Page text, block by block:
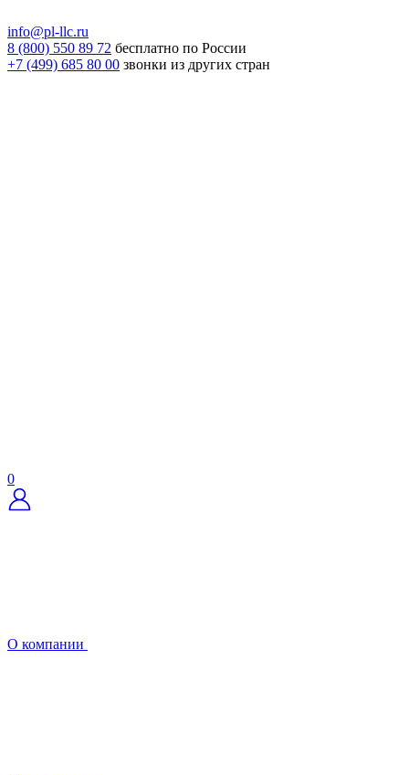
info@pl-llc.ru
8 (800) 550 89 72 бесплатно по России
+7 (499) 685 80 00 звонки из других стран
0
О компании